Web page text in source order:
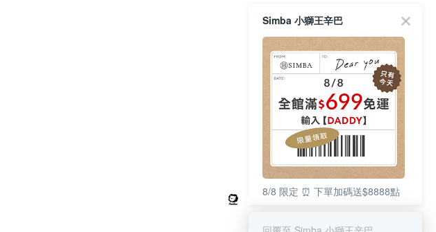
Simba 小獅王辛巴
8/8 限定 ⏰ 下單加碼送$8888點